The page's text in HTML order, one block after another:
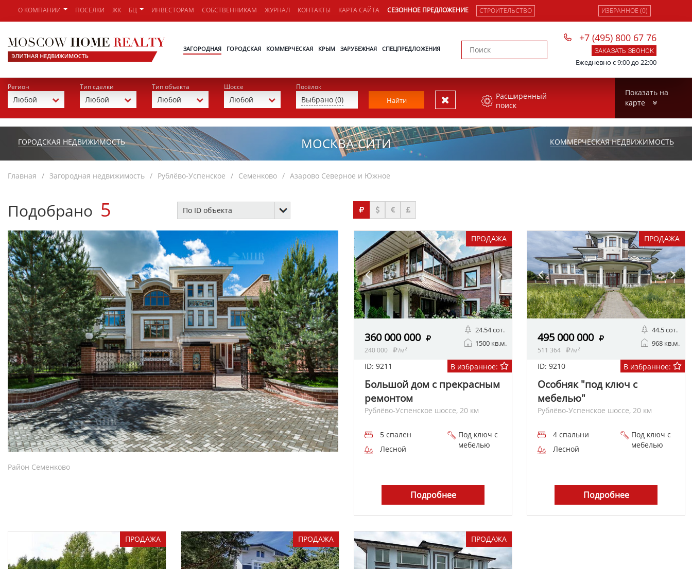
О КОМПАНИИ ПОСЕЛКИ ЖК БЦ ИНВЕСТОРАМ СОБСТВЕННИКАМ ЖУРНАЛ КОНТАКТЫ КАРТА САЙТА СЕЗОННОЕ ПРЕДЛОЖЕНИЕ СТРОИТЕЛЬСТВО ИЗБРАННОЕ (0)
ЗАГОРОДНАЯ ГОРОДСКАЯ КОММЕРЧЕСКАЯ КРЫМ ЗАРУБЕЖНАЯ СПЕЦПРЕДЛОЖЕНИЯ
+7 (495) 800 67 76
ЗАКАЗАТЬ ЗВОНОК
Ежедневно с 9:00 до 22:00
Регион Тип сделки Тип объекта Шоссе Посёлок
Выбрано (0) Найти
Расширенный
поиск
Показать на
карте
ГОРОДСКАЯ НЕДВИЖИМОСТЬ МОСКВА-СИТИ КОММЕРЧЕСКАЯ НЕДВИЖИМОСТЬ
Главная Загородная недвижимость Рублёво-Успенское Семенково Азарово Северное и Южное
Подобрано 5
Район Семенково
ПРОДАЖА
360 000 000
240 000 /м2
24.54 сот.
1500 кв.м.
Большой дом с прекрасным
ремонтом
Рублёво-Успенское шоссе, 20 км
ID: 9211 В избранное:
5 спален
Лесной
Под ключ с
мебелью
Подробнее
ПРОДАЖА
495 000 000
511 364 /м2
44.5 сот.
968 кв.м.
Особняк "под ключ с
мебелью"
Рублёво-Успенское шоссе, 20 км
ID: 9210 В избранное:
4 спальни
Лесной
Под ключ с
мебелью
Подробнее
ПРОДАЖА ПРОДАЖА ПРОДАЖА